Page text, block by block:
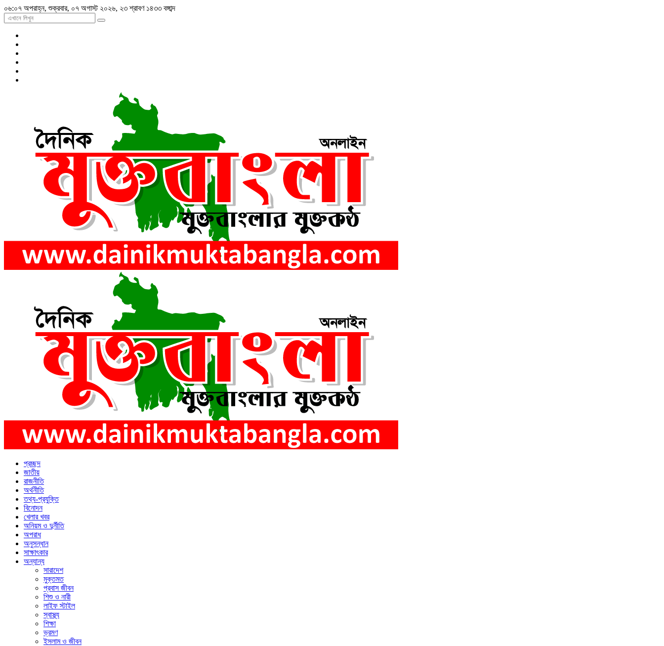
০৬:০৭ অপরাহ্ন, শুক্রবার, ০৭ অগাস্ট ২০২৬, ২৩ শ্রাবণ ১৪৩৩ বঙ্গাব্দ
প্রচ্ছদ
জাতীয়
রাজনীতি
অর্থনীতি
তথ্য-প্রযুক্তি
বিনোদন
খেলার খবর
অনিয়ম ও দুর্নীতি
অপরাধ
অনুসন্ধান
সাক্ষাৎকার
অন্যান্য
সারাদেশ
মুক্তমত
প্রবাস জীবন
শিশু ও নারী
লাইফ স্টাইল
স্বাস্থ্য
শিক্ষা
ভ্রমণ
ইসলাম ও জীবন